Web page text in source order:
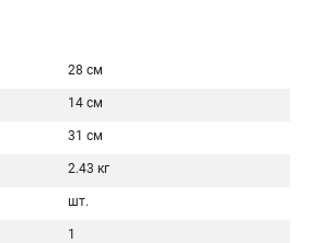
28 см
14 см
31 см
2.43 кг
шт.
1